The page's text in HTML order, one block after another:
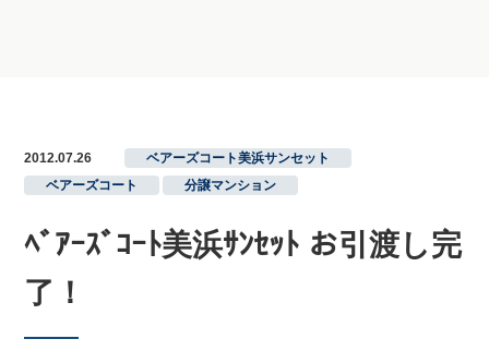
2012.07.26 ベアーズコート美浜サンセット
ベアーズコート
分譲マンション
ﾍﾞｱｰｽﾞｺｰﾄ美浜ｻﾝｾｯﾄ お引渡し完
了！